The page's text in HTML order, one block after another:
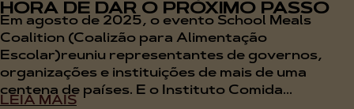
HORA DE DAR O PRÓXIMO PASSO
Em agosto de 2025, o evento School Meals
Coalition (Coalizão para Alimentação
Escolar)reuniu representantes de governos,
organizações e instituições de mais de uma
centena de países. E o Instituto Comida...
LEIA MAIS